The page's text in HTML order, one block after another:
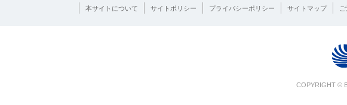
本サイトについて サイトポリシー プライバシーポリシー サイトマップ
COPYRIGHT ©